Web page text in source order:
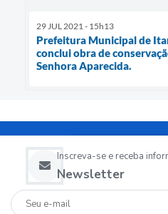
29 JUL 2021 - 15h13
Prefeitura Municipal de
conclui obra de
Senhora Aparecida.
Newsletter
Inscreva-se e receba